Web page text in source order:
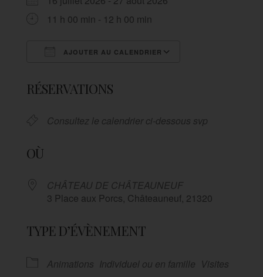
11 h 00 min - 12 h 00 min
AJOUTER AU CALENDRIER
RÉSERVATIONS
Consultez le calendrier ci-dessous svp
OÙ
CHÂTEAU DE CHÂTEAUNEUF
3 Place aux Porcs, Châteauneuf, 21320
TYPE D’ÉVÈNEMENT
Animations Individuel ou en famille Visites